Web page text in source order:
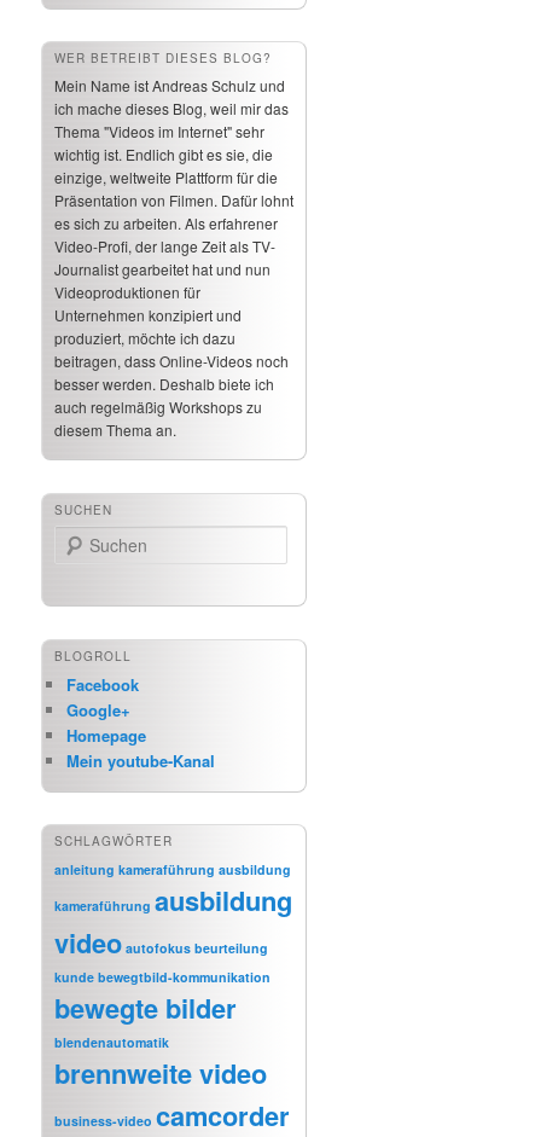
WER BETREIBT DIESES BLOG?
Mein Name ist Andreas Schulz und
ich mache dieses Blog, weil mir das
Thema "Videos im Internet" sehr
wichtig ist. Endlich gibt es sie, die
einzige, weltweite Plattform für die
Präsentation von Filmen. Dafür lohnt
es sich zu arbeiten. Als erfahrener
Video-Profi, der lange Zeit als TV-
Journalist gearbeitet hat und nun
Videoproduktionen für
Unternehmen konzipiert und
produziert, möchte ich dazu
beitragen, dass Online-Videos noch
besser werden. Deshalb biete ich
auch regelmäßig Workshops zu
diesem Thema an.
SUCHEN
Suchen
BLOGROLL
Facebook
Google+
Homepage
Mein youtube-Kanal
SCHLAGWÖRTER
anleitung kameraführung ausbildung
kameraführung ausbildung
video autofokus beurteilung
kunde bewegtbild-kommunikation
bewegte bilder
blendenautomatik
brennweite video
business-video camcorder